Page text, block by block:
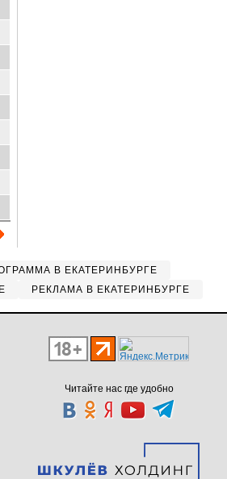
В ЕКАТЕРИНБУРГЕ
РЕКЛАМА В ЕКАТЕРИНБУРГЕ
Читайте нас где удобно